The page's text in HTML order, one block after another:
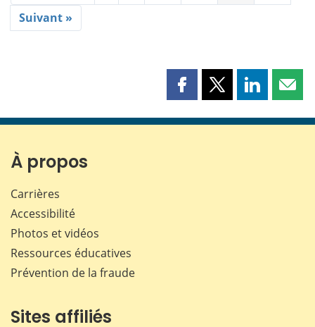
Suivant »
Partager
page
Partager
page
Partager
page page
À propos
Carrières
Accessibilité
Photos et vidéos
Ressources éducatives
Prévention de la fraude
Sites affiliés